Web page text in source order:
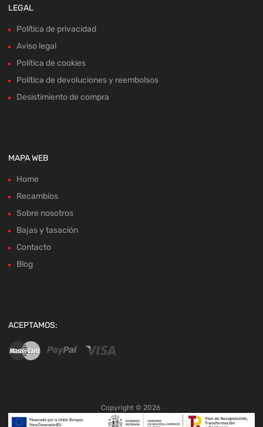
LEGAL
Política de privacidad
Aviso legal
Política de cookies
Política de devoluciones y reembolsos
Desistimiento de compra
MAPA WEB
Home
Recambios
Sobre nosotros
Bajas y tasación
Contacto
Blog
ACEPTAMOS:
Copyright © 2026